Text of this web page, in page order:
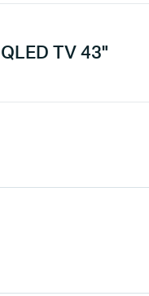
TV 43"